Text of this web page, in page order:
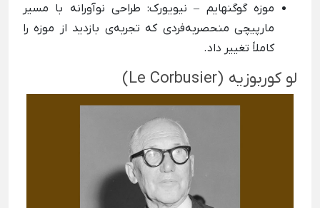
موزه گوگنهایم –نیویورک: طراحی نوآورانه با مسیر
مارپیچی منحصربه‌فردی که تجربه‌ی بازدید از موزه را
کاملاً تغییر داد.
لو کوربوزیه (Le Corbusier)